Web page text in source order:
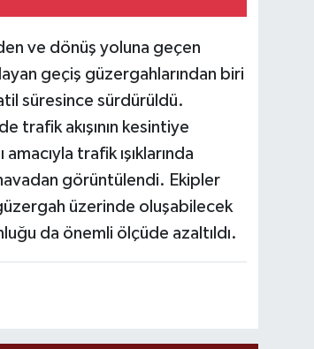
ve dönüş yoluna geçen
geçiş güzergahlarından biri
süresince sürdürüldü.
trafik akışının kesintiye
trafik ışıklarında
görüntülendi. Ekipler
üzerinde oluşabilecek
da önemli ölçüde azaltıldı.